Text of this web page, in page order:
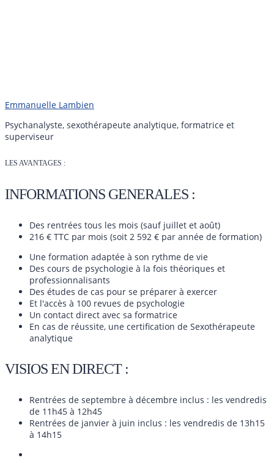
Emmanuelle Lambien
Psychanalyste, sexothérapeute analytique, formatrice et
superviseur
LES AVANTAGES :
INFORMATIONS GENERALES :
Des rentrées tous les mois (sauf juillet et août)
216 € TTC par mois (soit 2 592 € par année de formation)
Une formation adaptée à son rythme de vie
Des cours de psychologie à la fois théoriques et
professionnalisants
Des études de cas pour se préparer à exercer
Et l'accès à 100 revues de psychologie
Un contact direct avec sa formatrice
En cas de réussite, une certification de Sexothérapeute
analytique
VISIOS EN DIRECT :
Rentrées de septembre à décembre inclus : les vendredis
de 11h45 à 12h45
Rentrées de janvier à juin inclus : les vendredis de 13h15
à 14h15